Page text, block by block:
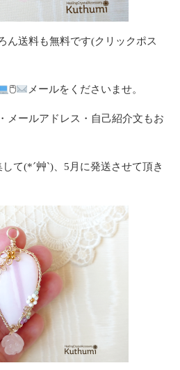
ん送料も無料です(クリックポス
🖱 メールをくださいませ。
メールアドレス・自己紹介文もお
て(*´艸`)、5月に発送させて頂き